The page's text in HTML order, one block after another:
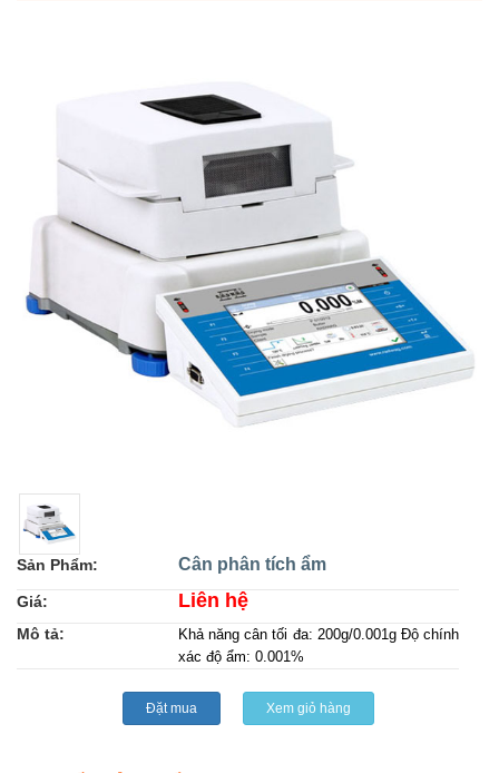
Sản Phẩm: Cân phân tích ẩm
Giá: Liên hệ
Mô tả:
Khả năng cân tối đa: 200g/0.001g Độ chính
xác độ ẩm: 0.001%
Đặt mua Xem giỏ hàng